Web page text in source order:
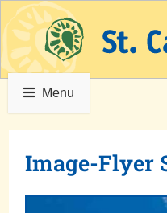
Menu
Image-Flyer